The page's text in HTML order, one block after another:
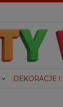
DEKORACJE I